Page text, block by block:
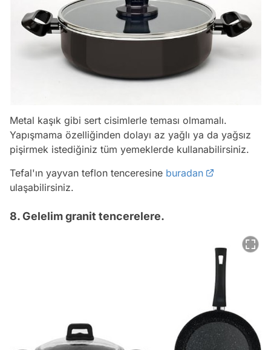
Metal kaşık gibi sert cisimlerle teması olmamalı.
Yapışmama özelliğinden dolayı az yağlı ya da yağsız
pişirmek istediğiniz tüm yemeklerde kullanabilirsiniz.
Tefal'ın yayvan teflon tenceresine buradan
ulaşabilirsiniz.
8. Gelelim granit tencerelere.